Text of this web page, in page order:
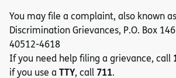
You may file a complaint, also known
Discrimination Grievances, P.O. Box
40512-4618
If you need help filing a grievance, call
if you use a TTY, call 711.